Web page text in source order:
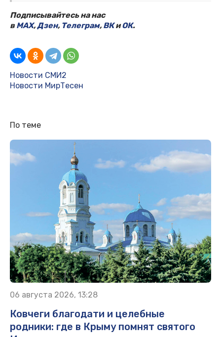
Подписывайтесь на нас
вMAX,Дзен, Телеграм,ВКиОК.
Новости СМИ2
Новости МирТесен
По теме
06 августа 2026, 13:28
Ковчеги благодати и целебные
родники: где в Крыму помнят святого